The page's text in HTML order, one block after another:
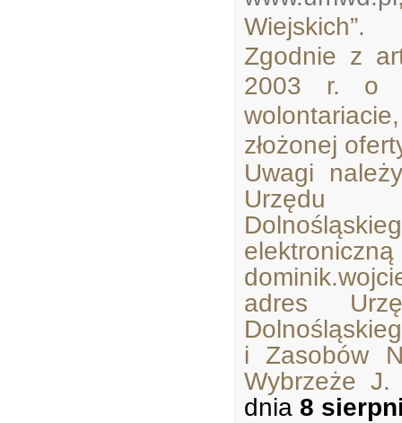
Wiejskich”.
Zgodnie z
2003 r. o
złożonej
Uwagi
Urzędu
adres
i Zasobów
Wybrzeże J.
dnia 8